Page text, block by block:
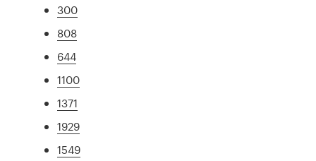
300
808
644
1100
1371
1929
1549